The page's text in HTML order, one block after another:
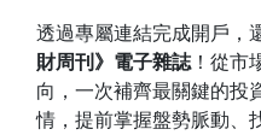
透過專屬連結完成開戶，
財周刊》電子雜誌！從市
向，一次補齊最關鍵的投
情，提前掌握盤勢脈動、